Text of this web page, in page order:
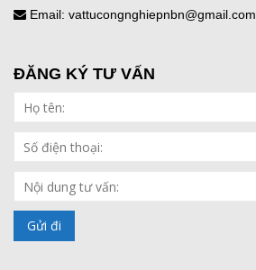
Email: vattucongnghiepnbn@gmail.com
ĐĂNG KÝ TƯ VẤN